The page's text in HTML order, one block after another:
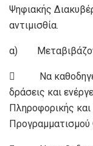
Ψηφιακής
αντιμισθία.
α)
 Να καθοδηγεί,
δράσεις και
Πληροφορικής